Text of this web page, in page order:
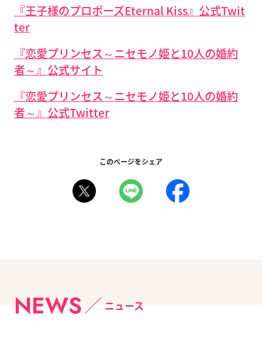
『王子様のプロポーズEternal Kiss』公式Twit
ter
『恋愛プリンセス～ニセモノ姫と10人の婚約
者～』公式サイト
『恋愛プリンセス～ニセモノ姫と10人の婚約
者～』公式Twitter
このページをシェア
NEWS ニュース